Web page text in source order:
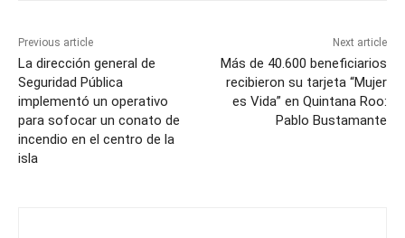
Previous article
La dirección general de
Seguridad Pública
implementó un operativo
para sofocar un conato de
incendio en el centro de la
isla
Next article
Más de 40.600 beneficiarios
recibieron su tarjeta “Mujer
es Vida” en Quintana Roo:
Pablo Bustamante